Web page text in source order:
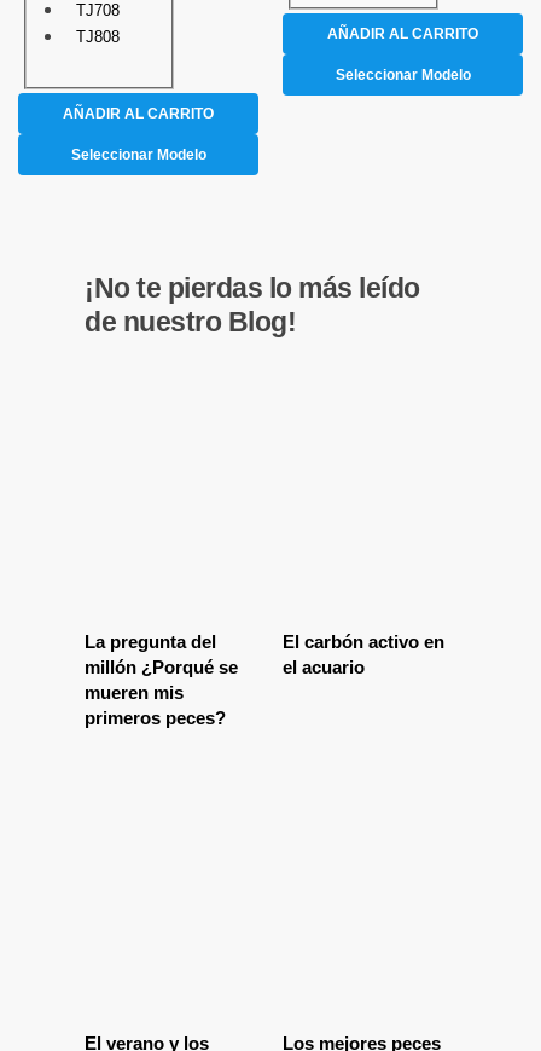
TJ708
TJ808
AÑADIR AL CARRITO
Seleccionar Modelo
AÑADIR AL CARRITO
Seleccionar Modelo
¡No te pierdas lo más leído
de nuestro Blog!
La pregunta del
millón ¿Porqué se
mueren mis
primeros peces?
El carbón activo en
el acuario
El verano y los Los mejores peces